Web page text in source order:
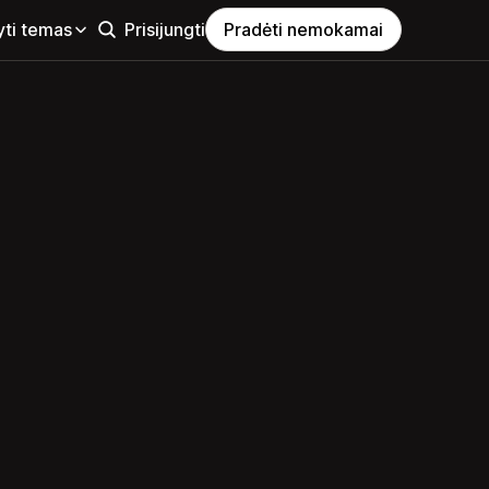
temas Prisijungti Pradėti nemokamai